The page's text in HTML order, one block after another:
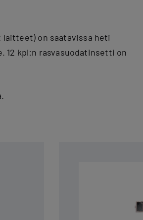
on saatavissa heti
12 kpl:n rasvasuodatinsetti on